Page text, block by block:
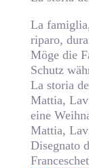
La
riparo,
Möge die
Schutz
La storia
Mattia,
eine
Mattia,
Disegnato